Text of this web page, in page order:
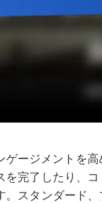
ゲージメントを
完了したり、
スタンダード